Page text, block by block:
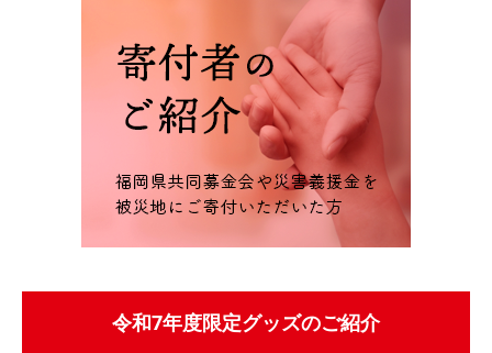
令和7年度限定グッズのご紹介